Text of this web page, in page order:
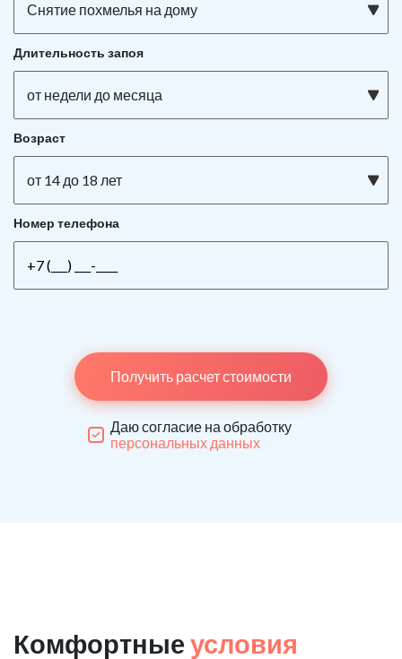
Снятие похмелья на дому
Длительность запоя
от недели до месяца
Возраст
от 14 до 18 лет
Номер телефона
Получить расчет стоимости
Даю согласие на обработку
персональных данных
Комфортные условия